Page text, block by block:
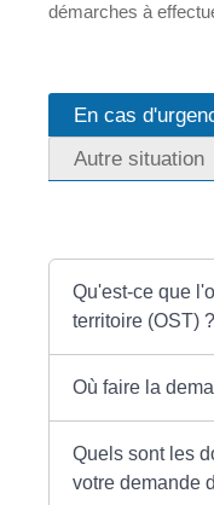
démarches à
En cas
Autre situation
Qu'est-ce que
territoire (OST) ?
Où faire la
Quels sont les
votre demande